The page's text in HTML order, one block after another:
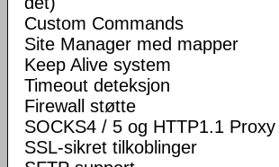
Custom Commands
Site Manager med mapper
Keep Alive system
Timeout deteksjon
Firewall støtte
SOCKS4 / 5 og HTTP1.1
SSL-sikret tilkoblinger